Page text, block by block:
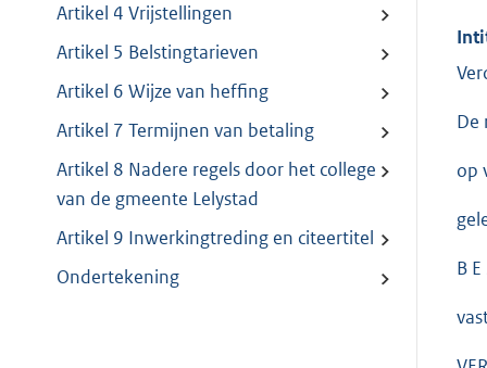
Artikel 4 Vrijstellingen
Artikel 5 Belstingtarieven
Artikel 6 Wijze van heffing
Artikel 7 Termijnen van betaling
Artikel 8 Nadere regels door het college
van de gmeente Lelystad
Artikel 9 Inwerkingtreding en citeertitel
Ondertekening
De
op
B